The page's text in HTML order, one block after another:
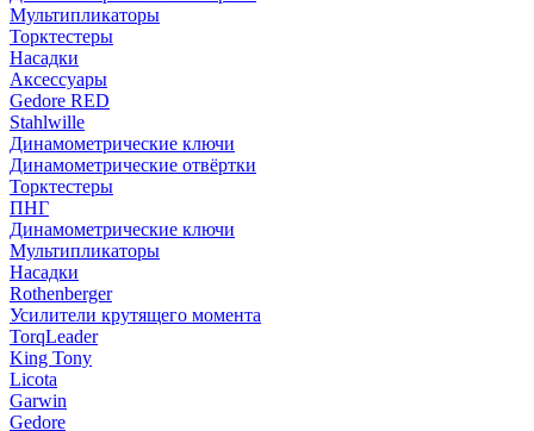
Мультипликаторы
Торктестеры
Насадки
Аксессуары
Gedore RED
Stahlwille
Динамометрические ключи
Динамометрические отвёртки
Торктестеры
ПНГ
Динамометрические ключи
Мультипликаторы
Насадки
Rothenberger
Усилители крутящего момента
TorqLeader
King Tony
Licota
Garwin
Gedore